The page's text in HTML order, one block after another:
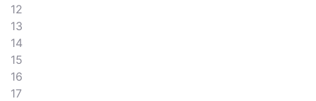
12
13
14
15
16
17